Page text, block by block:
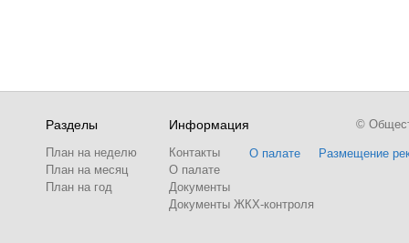
Разделы
План на неделю
План на месяц
План на год
Информация
Контакты
О палате
Документы
Документы ЖКХ-контроля
О палате Размещение
©